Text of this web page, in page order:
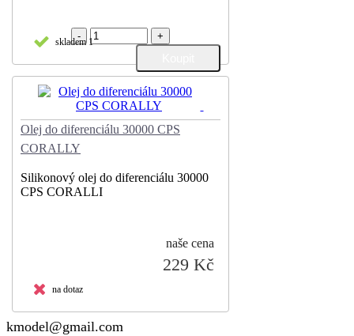
skladem 1
- +
Olej do diferenciálu 30000 CPS
CORALLY
Silikonový olej do diferenciálu 30000
CPS CORALLI
naše cena
229 Kč
na dotaz
kmodel@gmail.com